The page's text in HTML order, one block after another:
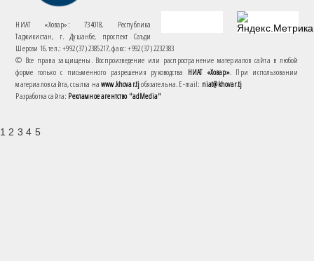
НИАТ «Ховар»: 734018, Республика
Таджикистан, г. Душанбе, проспект Саъди
Шерози 16. тел.: +992 (37) 2385217, факс: +992 (37) 2232383
© Все права защищены. Воспроизведение или распространение материалов сайта в любой
форме только с письменного разрешения руководства НИАТ «Ховар». При использовании
материалов сайта, ссылка наwww.khovar.tjобязательна. E-mail: niat@khovar.tj
Разработка сайта: Рекламное агентство "adMedia"
1 2 3 4 5